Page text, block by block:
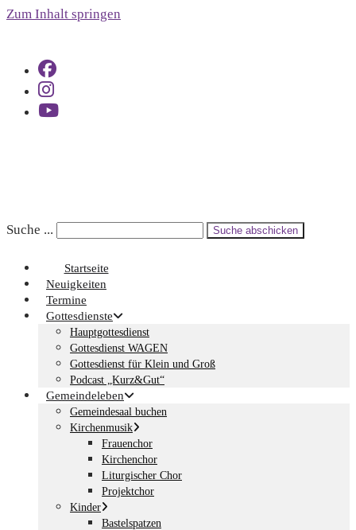
Zum Inhalt springen
Suche ... Suche abschicken
Startseite
Neuigkeiten
Termine
Gottesdienste
Hauptgottesdienst
Gottesdienst WAGEN
Gottesdienst für Klein und Groß
Podcast „Kurz&Gut“
Gemeindeleben
Gemeindesaal buchen
Kirchenmusik
Frauenchor
Kirchenchor
Liturgischer Chor
Projektchor
Kinder
Bastelspatzen